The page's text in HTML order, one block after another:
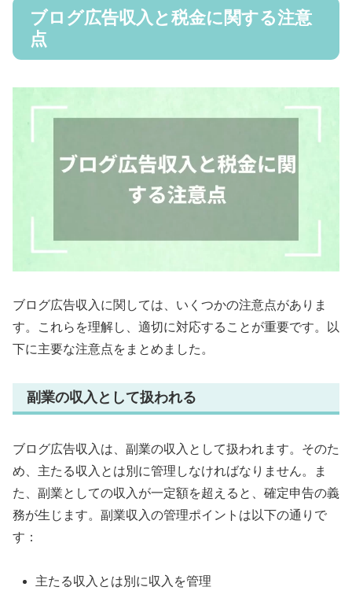
ブログ広告収入と税金に関する注意
点
ブログ広告収入に関しては、いくつかの注意点がありま
す。これらを理解し、適切に対応することが重要です。以
下に主要な注意点をまとめました。
副業の収入として扱われる
ブログ広告収入は、副業の収入として扱われます。そのた
め、主たる収入とは別に管理しなければなりません。ま
た、副業としての収入が一定額を超えると、確定申告の義
務が生じます。副業収入の管理ポイントは以下の通りで
す：
主たる収入とは別に収入を管理